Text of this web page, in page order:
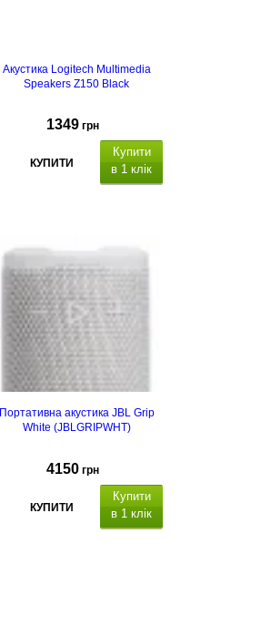
Акустика Logitech Multimedia
Speakers Z150 Black
1349 грн
КУПИТИ
Купити
в 1 клік
Портативна акустика JBL Grip
White (JBLGRIPWHT)
4150 грн
КУПИТИ
Купити
в 1 клік